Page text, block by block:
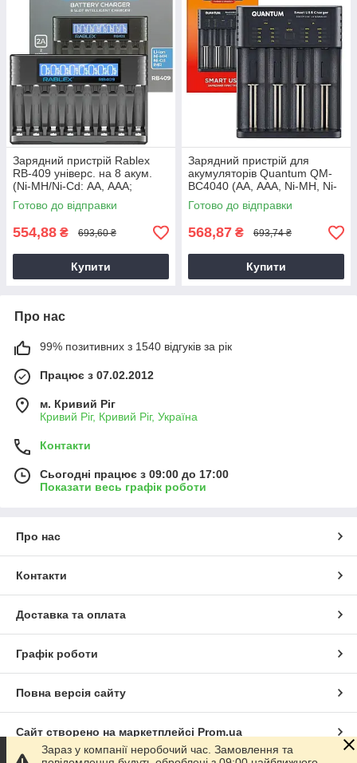
Зарядний пристрій Rablex
RB-409 універс. на 8 акум.
(Ni-MH/Ni-Cd: АА, ААА;
IMR/Li-ion: 14500)1,2V (Type-
C),зарядка для акумулятора
Готово до відправки
554,88 ₴ 693,60 ₴
Купити
Зарядний пристрій для
акумуляторів Quantum QM-
BC4040 (АА, ААА, Ni-MH, Ni-
Cd, 1.2V) USB
Готово до відправки
568,87 ₴ 693,74 ₴
Купити
Про нас
99% позитивних з 1540 відгуків за рік
Працює з 07.02.2012
м. Кривий Ріг
Кривий Ріг, Кривий Ріг, Україна
Контакти
Сьогодні працює з 09:00 до 17:00
Показати весь графік роботи
Про нас
Контакти
Доставка та оплата
Графік роботи
Повна версія сайту
Сайт створено на маркетплейсі Prom.ua
Зараз у компанії неробочий час. Замовлення та